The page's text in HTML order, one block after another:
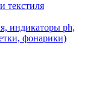
текстиля
индикаторы ph,
фонарики)